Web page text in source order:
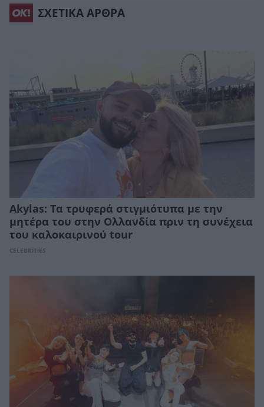
ΣΧΕΤΙΚΑ ΑΡΘΡΑ
Akylas: Τα τρυφερά στιγμιότυπα με την
μητέρα του στην Ολλανδία πριν τη συνέχεια
του καλοκαιρινού tour
CELEBRITIES